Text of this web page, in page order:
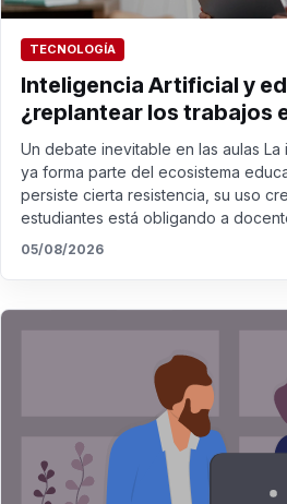
TECNOLOGÍA
Inteligencia Artificial y
¿replantear los trabajos
Un debate inevitable en las aulas La
ya forma parte del ecosistema
persiste cierta resistencia, su uso
estudiantes está obligando a
05/08/2026